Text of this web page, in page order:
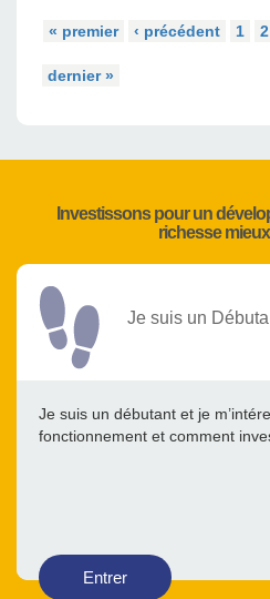
« premier ‹ précédent 1 2
dernier »
Investissons pour un
richesse
Je suis un
Je suis un débutant et je
fonctionnement et comment
Entrer